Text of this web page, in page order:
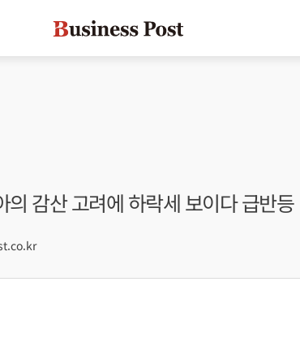
의 감산 고려에 하락세 보이다 급반등